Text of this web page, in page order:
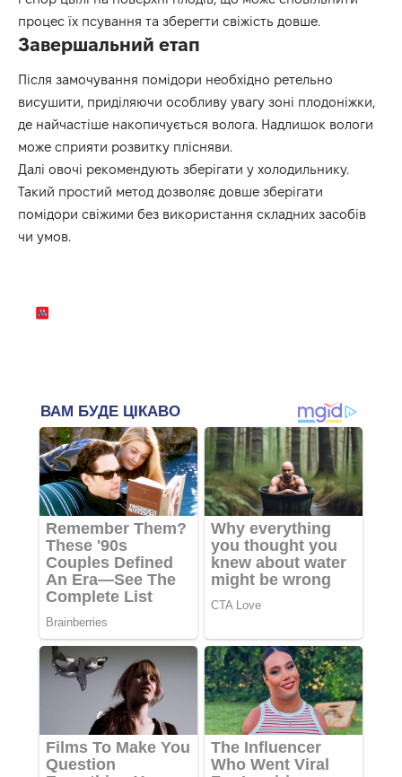
процес їх псування та зберегти свіжість довше.
Завершальний етап
Після замочування помідори необхідно ретельно
висушити, приділяючи особливу увагу зоні плодоніжки,
де найчастіше накопичується волога. Надлишок вологи
може сприяти розвитку плісняви.
Далі овочі рекомендують зберігати у холодильнику.
Такий простий метод дозволяє довше зберігати
помідори свіжими без використання складних засобів
чи умов.